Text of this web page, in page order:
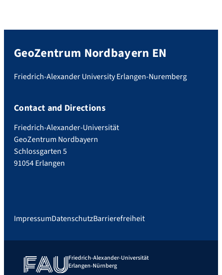
GeoZentrum Nordbayern EN
Friedrich-Alexander University Erlangen-Nuremberg
Contact and Directions
Friedrich-Alexander-Universität
GeoZentrum Nordbayern
Schlossgarten 5
91054 Erlangen
ImpressumDatenschutzBarrierefreiheit
Friedrich-Alexander-Universität
Erlangen-Nürnberg